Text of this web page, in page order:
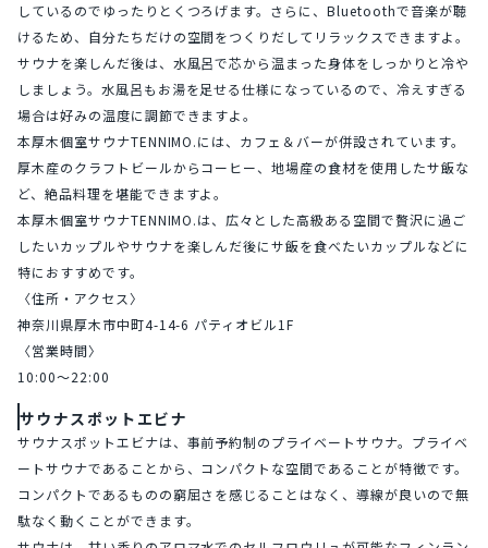
しているのでゆったりとくつろげます。さらに、Bluetoothで音楽が聴
けるため、自分たちだけの空間をつくりだしてリラックスできますよ。
サウナを楽しんだ後は、水風呂で芯から温まった身体をしっかりと冷や
しましょう。水風呂もお湯を足せる仕様になっているので、冷えすぎる
場合は好みの温度に調節できますよ。
本厚木個室サウナTENNIMO.には、カフェ＆バーが併設されています。
厚木産のクラフトビールからコーヒー、地場産の食材を使用したサ飯な
ど、絶品料理を堪能できますよ。
本厚木個室サウナTENNIMO.は、広々とした高級ある空間で贅沢に過ご
したいカップルやサウナを楽しんだ後にサ飯を食べたいカップルなどに
特におすすめです。
〈住所・アクセス〉
神奈川県厚木市中町4-14-6 パティオビル1F
〈営業時間〉
10:00〜22:00
サウナスポットエビナ
サウナスポットエビナは、事前予約制のプライベートサウナ。プライベ
ートサウナであることから、コンパクトな空間であることが特徴です。
コンパクトであるものの窮屈さを感じることはなく、導線が良いので無
駄なく動くことができます。